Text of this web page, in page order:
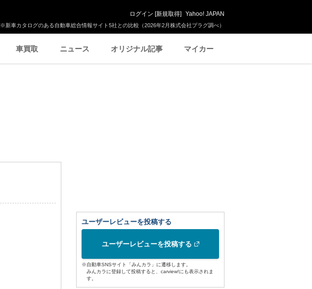
※新車カタログのある自動車総合情報サイト5社との比較（2026年2月株式会社プラグ調べ）
ログイン [新規取得] Yahoo! JAPAN
車買取 ニュース オリジナル記事 マイカー
ユーザーレビューを投稿する
ユーザーレビューを投稿する
※自動車SNSサイト「みんカラ」に遷移します。
みんカラに登録して投稿すると、carview!にも表示されま
す。